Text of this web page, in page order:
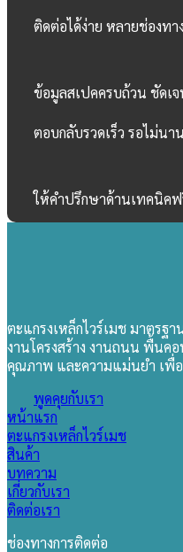
ติดต่อได้ง่าย หลายช่องทาง
ข้อมูลสเปคครบถ้วน ชัดเจ
ตอบกลับรวดเร็ว รอไม่นาน
ให้คำปรึกษาด้านเทคนิคฟ
ตะแกรงเหล็กไวร์เมช มาตรฐ
งานโครงสร้าง งานถนน พื้นค
คุณภาพ และความแม่นยำ เพื่อ
พูดคุยกับเรา
หน้าแรก
ตะแกรงเหล็กไวร์เมช
สินค้า
บทความ
เกี่ยวกับเรา
ติดต่อเรา
ช่องทางการติดต่อ